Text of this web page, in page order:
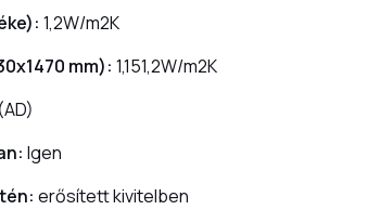
1,2W/m2K
mm): 1,151,2W/m2K
Igen
erősített kivitelben